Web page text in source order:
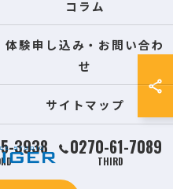
3938 0270-61-7089
THIRD
コラム
体験申し込み・お問い合わ
せ
サイトマップ